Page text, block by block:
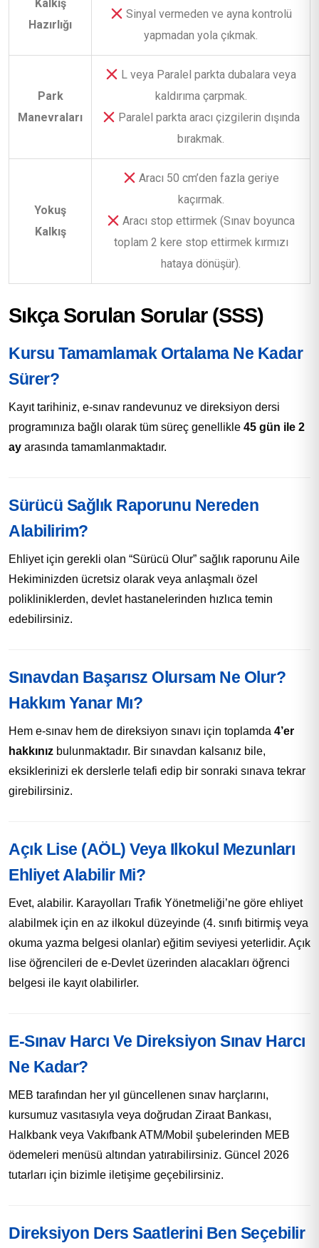
Kalkış
Hazırlığı
Sinyal vermeden ve ayna kontrolü
yapmadan yola çıkmak.
Park
Manevraları
L veya Paralel parkta dubalara veya
kaldırıma çarpmak.
Paralel parkta aracı çizgilerin dışında
bırakmak.
Yokuş
Kalkış
Aracı 50 cm’den fazla geriye
kaçırmak.
Aracı stop ettirmek (Sınav boyunca
toplam 2 kere stop ettirmek kırmızı
hataya dönüşür).
Sıkça Sorulan Sorular (SSS)
Kursu Tamamlamak Ortalama Ne Kadar
Sürer?
Kayıt tarihiniz, e-sınav randevunuz ve direksiyon dersi
programınıza bağlı olarak tüm süreç genellikle 45 gün ile 2
ay arasında tamamlanmaktadır.
Sürücü Sağlık Raporunu Nereden
Alabilirim?
Ehliyet için gerekli olan “Sürücü Olur” sağlık raporunu Aile
Hekiminizden ücretsiz olarak veya anlaşmalı özel
polikliniklerden, devlet hastanelerinden hızlıca temin
edebilirsiniz.
Sınavdan Başarısz Olursam Ne Olur?
Hakkım Yanar Mı?
Hem e-sınav hem de direksiyon sınavı için toplamda 4’er
hakkınız bulunmaktadır. Bir sınavdan kalsanız bile,
eksiklerinizi ek derslerle telafi edip bir sonraki sınava tekrar
girebilirsiniz.
Açık Lise (AÖL) Veya Ilkokul Mezunları
Ehliyet Alabilir Mi?
Evet, alabilir. Karayolları Trafik Yönetmeliği’ne göre ehliyet
alabilmek için en az ilkokul düzeyinde (4. sınıfı bitirmiş veya
okuma yazma belgesi olanlar) eğitim seviyesi yeterlidir. Açık
lise öğrencileri de e-Devlet üzerinden alacakları öğrenci
belgesi ile kayıt olabilirler.
E-Sınav Harcı Ve Direksiyon Sınav Harcı
Ne Kadar?
MEB tarafından her yıl güncellenen sınav harçlarını,
kursumuz vasıtasıyla veya doğrudan Ziraat Bankası,
Halkbank veya Vakıfbank ATM/Mobil şubelerinden MEB
ödemeleri menüsü altından yatırabilirsiniz. Güncel 2026
tutarları için bizimle iletişime geçebilirsiniz.
Direksiyon Ders Saatlerini Ben Seçebilir